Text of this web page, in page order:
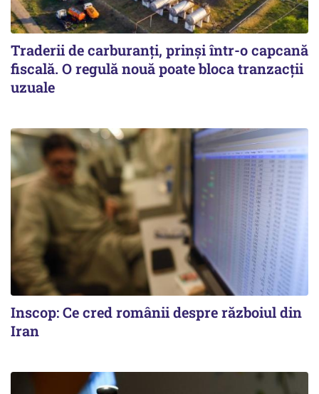
Traderii de carburanți, prinși într-o capcană
fiscală. O regulă nouă poate bloca tranzacții
uzuale
Inscop: Ce cred românii despre războiul din
Iran